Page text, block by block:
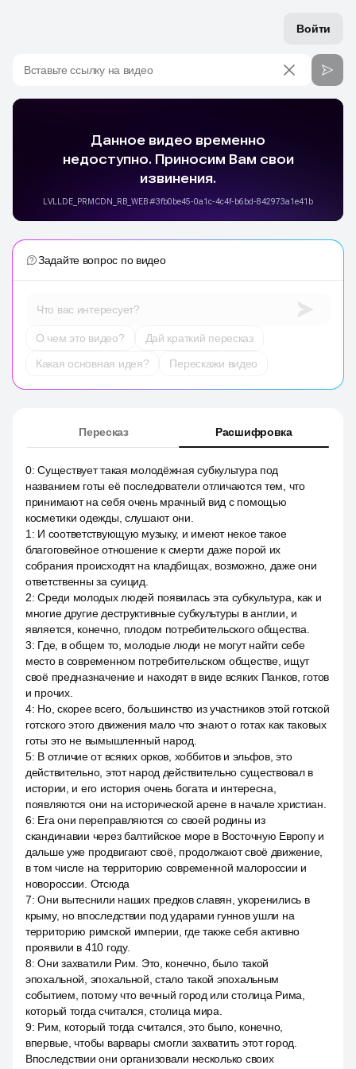
Войти
Вставьте ссылку на видео
Задайте вопрос по видео
Что вас интересует?
О чем это видео?
Дай краткий пересказ
Какая основная идея?
Перескажи видео
Пересказ Расшифровка
0:Существует такая молодёжная субкультура под
названием готы её последователи отличаются тем, что
принимают на себя очень мрачный вид с помощью
косметики одежды, слушают они.
1 : И соответствующую музыку, и имеют некое такое
благоговейное отношение к смерти даже порой их
собрания происходят на кладбищах, возможно, даже они
ответственны за суицид.
2:Среди молодых людей появилась эта субкультура, как и
многие другие деструктивные субкультуры в англии, и
является, конечно, плодом потребительского общества.
3: Где, в общем то, молодые люди не могут найти себе
место в современном потребительском обществе, ищут
своё предназначение и находят в виде всяких Панков, готов
и прочих.
4: Но, скорее всего, большинство из участников этой готской
готского этого движения мало что знают о готах как таковых
готы это не вымышленный народ.
5: В отличие от всяких орков, хоббитов и эльфов, это
действительно, этот народ действительно существовал в
истории, и его история очень богата и интересна,
появляются они на исторической арене в начале христиан.
6: Era они переправляются со своей родины из
скандинавии через балтийское море в Восточную Европу и
дальше уже продвигают своё, продолжают своё движение,
в том числе на территорию современной малороссии и
новороссии. Отсюда
7:Они вытеснили наших предков славян, укоренились в
крыму, но впоследствии под ударами гуннов ушли на
территорию римской империи, где также себя активно
проявили в 410 году.
8:Они захватили Рим. Это, конечно, было такой
эпохальной, эпохальной, стало такой эпохальным
событием, потому что вечный город или столица Рима,
который тогда считался, столица мира.
9: Рим, который тогда считался, это было, конечно,
впервые, чтобы варвары смогли захватить этот город.
Впоследствии они организовали несколько своих